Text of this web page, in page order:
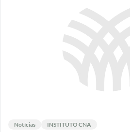
Notícias INSTITUTO CNA
Notícias INSTITUTO CNA
Notícias INSTITUTO CNA
Notícias INSTITUTO CNA